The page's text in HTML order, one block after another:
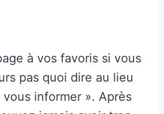
à vos favoris si vous
pas quoi dire au lieu
informer ». Après